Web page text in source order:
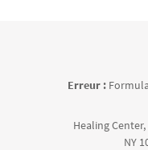
Erreur :
Healing
NY